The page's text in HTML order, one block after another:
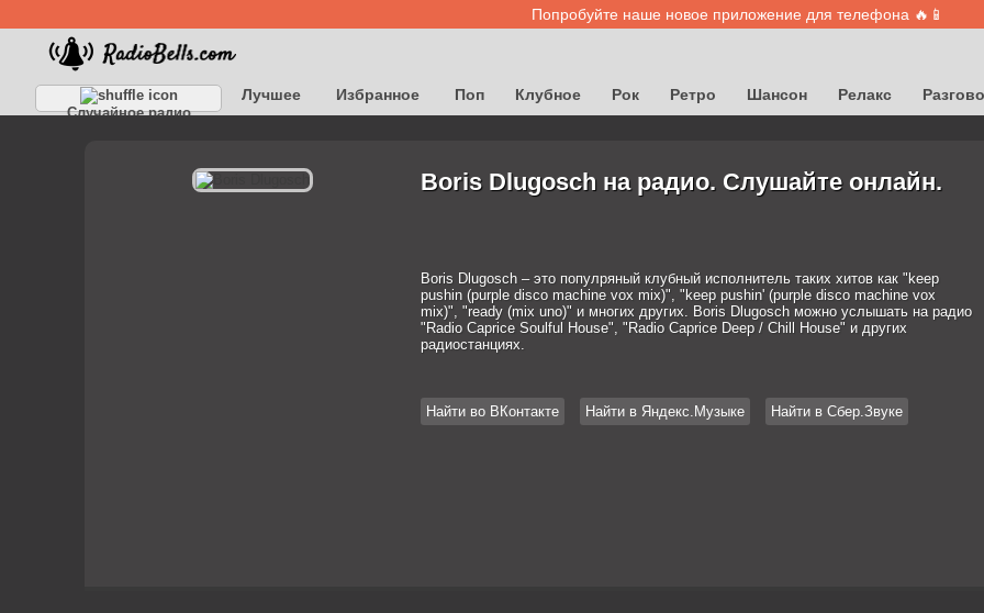
Попробуйте наше новое приложение для телефона 🔥📱
Случайное радио
Лучшее Избранное Поп Клубное Рок Ретро Шансон Релакс
Boris Dlugosch на радио. Слушайте онлайн.
Boris Dlugosch – это популряный клубный исполнитель таких хитов как "keep
pushin (purple disco machine vox mix)", "keep pushin' (purple disco machine vox
mix)", "ready (mix uno)" и многих других. Boris Dlugosch можно услышать на радио
"Radio Caprice Soulful House", "Radio Caprice Deep / Chill House" и других
радиостанциях.
Найти во ВКонтакте Найти в Яндекс.Музыке Найти в Сбер.Звуке